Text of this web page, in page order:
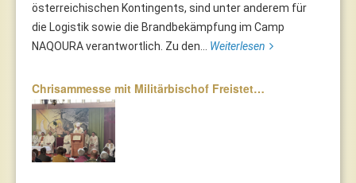
österreichischen Kontingents, sind unter anderem für
die Logistik sowie die Brandbekämpfung im Camp
NAQOURA verantwortlich. Zu den... Weiterlesen
Chrisammesse mit Militärbischof Freistet…